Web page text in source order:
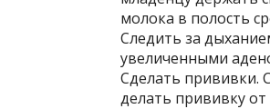
молока в полость
Следить за
увеличенными
Сделать прививки.
делать прививку